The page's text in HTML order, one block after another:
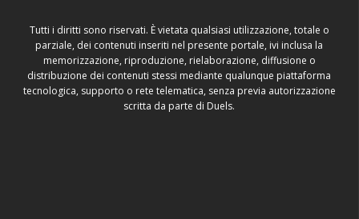
Tutti i diritti sono riservati. È vietata qualsiasi utilizzazione, totale o
parziale, dei contenuti inseriti nel presente portale, ivi inclusa la
memorizzazione, riproduzione, rielaborazione, diffusione o
distribuzione dei contenuti stessi mediante qualunque piattaforma
tecnologica, supporto o rete telematica, senza previa autorizzazione
scritta da parte di Duels.